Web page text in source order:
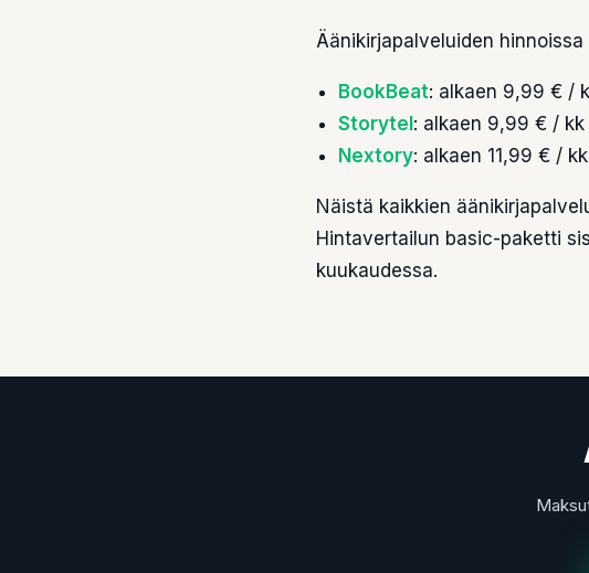
Äänikirjapalveluiden hinnoissa
BookBeat: alkaen 9,99 € /
Storytel : alkaen 9,99 € / kk
Nextory: alkaen 11,99 € / kk
Näistä kaikkien
Hintavertailun basic-paketti
kuukaudessa.